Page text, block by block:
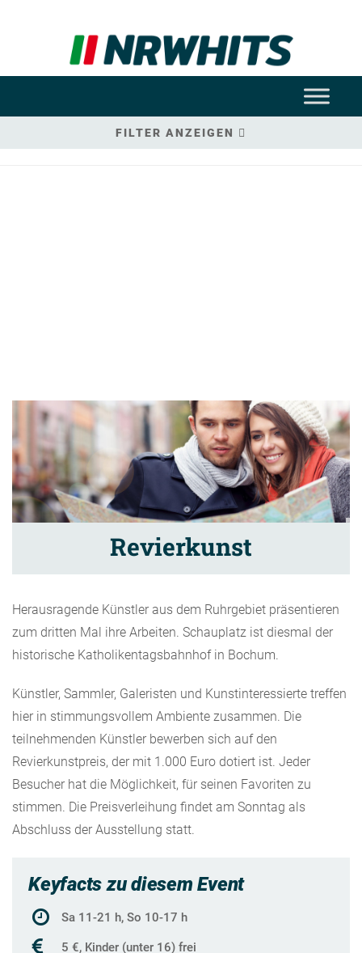
FILTER ANZEIGEN
Revierkunst
Herausragende Künstler aus dem Ruhrgebiet präsentieren
zum dritten Mal ihre Arbeiten. Schauplatz ist diesmal der
historische Katholikentagsbahnhof in Bochum.
Künstler, Sammler, Galeristen und Kunstinteressierte treffen
hier in stimmungsvollem Ambiente zusammen. Die
teilnehmenden Künstler bewerben sich auf den
Revierkunstpreis, der mit 1.000 Euro dotiert ist. Jeder
Besucher hat die Möglichkeit, für seinen Favoriten zu
stimmen. Die Preisverleihung findet am Sonntag als
Abschluss der Ausstellung statt.
Keyfacts zu diesem Event
Sa 11-21 h, So 10-17 h
5 €, Kinder (unter 16) frei